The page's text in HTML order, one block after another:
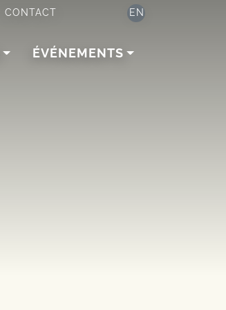
CONTACT EN
ÉVÉNEMENTS